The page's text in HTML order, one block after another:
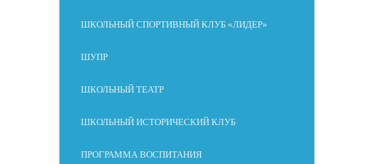
ШКОЛЬНЫЙ СПОРТИВНЫЙ КЛУБ «ЛИДЕР»
ШУПР
ШКОЛЬНЫЙ ТЕАТР
ШКОЛЬНЫЙ ИСТОРИЧЕСКИЙ КЛУБ
ПРОГРАММА ВОСПИТАНИЯ